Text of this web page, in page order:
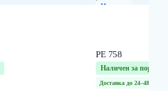
Нов
PE 758
Наличен за поръчка
Доставка до 24–48 часа